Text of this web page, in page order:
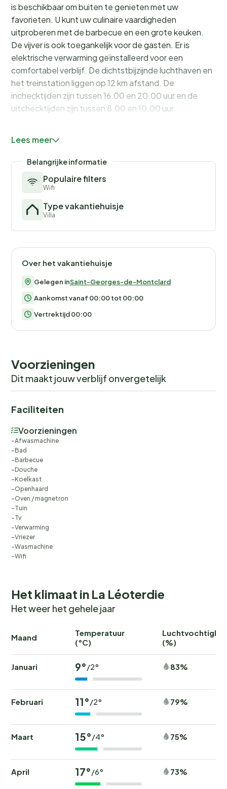
is beschikbaar om buiten te genieten met uw
favorieten. U kunt uw culinaire vaardigheden
uitproberen met de barbecue en een grote keuken.
De vijver is ook toegankelijk voor de gasten. Er is
elektrische verwarming geïnstalleerd voor een
comfortabel verblijf. De dichtstbijzijnde luchthaven en
het treinstation liggen op 12 km afstand. De
inchecktijden zijn tussen 16.00 en 20.00 uur en de
uitchecktijden zijn tussen 8.00 en 10.00 uur.
en er extra schoonmaak nodig is, worden de kosten
hiervan in mindering gebracht op de borg, tegen een
Lees meer
Belangrijke informatie
Populaire filters
Wifi
Type vakantiehuisje
Villa
Over het vakantiehuisje
Gelegen inSaint-Georges-de-Montclard
Aankomst vanaf 00:00 tot 00:00
Vertrektijd 00:00
Voorzieningen
Dit maakt jouw verblijf onvergetelijk
Faciliteiten
Voorzieningen
Afwasmachine
Bad
Barbecue
Douche
Koelkast
Openhaard
Oven / magnetron
Tuin
Tv
Verwarming
Vriezer
Wasmachine
Wifi
Het klimaat in La Léoterdie
Het weer het gehele jaar
Maand
Temperatuur
(°C)
(%)
Januari 9°/2° 83%
Februari 11°/2° 79%
Maart 15°/4° 75%
April 17°/6° 73%